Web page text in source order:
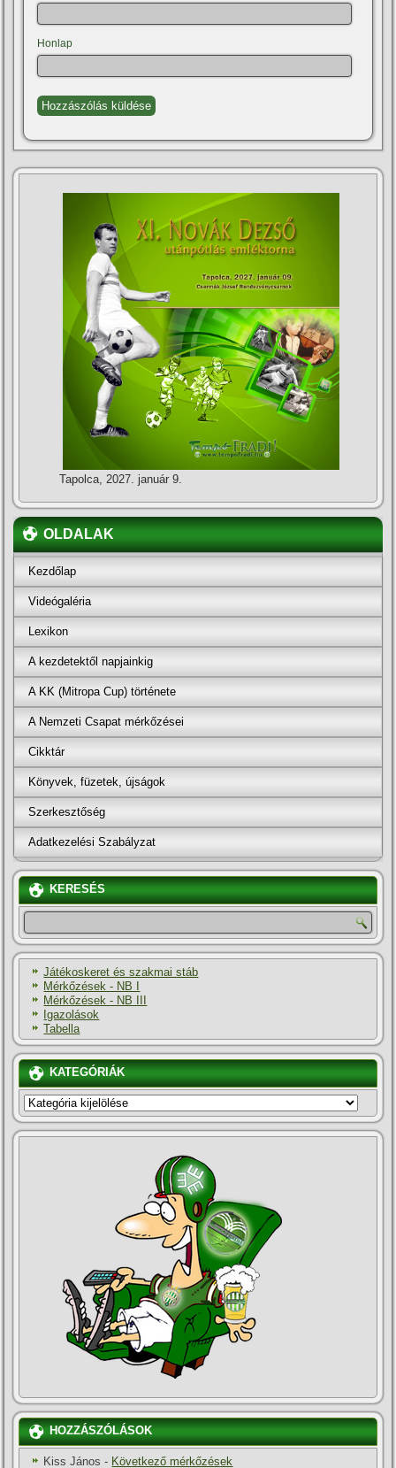
Honlap
Tapolca, 2027. január 9.
OLDALAK
Kezdőlap
Videógaléria
Lexikon
A kezdetektől napjainkig
A KK (Mitropa Cup) története
A Nemzeti Csapat mérkőzései
Cikktár
Könyvek, füzetek, újságok
Szerkesztőség
Adatkezelési Szabályzat
KERESÉS
Játékoskeret és szakmai stáb
Mérkőzések - NB I
Mérkőzések - NB III
Igazolások
Tabella
KATEGÓRIÁK
KATEGÓRIÁK
HOZZÁSZÓLÁSOK
Kiss János - Következő mérkőzések